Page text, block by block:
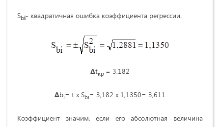
Sbi- квадратичная ошибка коэффициента регрессии.
∆tкр = 3,182
∆bi= t х Sbi= 3,182 х 1,1350= 3,611
Коэффициент значим, если его абсолютная величина